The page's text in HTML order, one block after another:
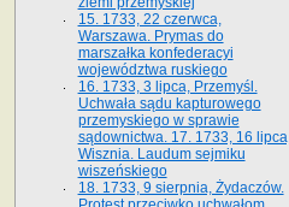
15. 1733, 22 czerwca,
Warszawa. Prymas do
marszałka konfederacyi
województwa ruskiego
16. 1733, 3 lipca, Przemyśl.
Uchwała sądu kapturowego
przemyskiego w sprawie
sądownictwa. 17. 1733, 16
Wisznia. Laudum sejmiku
wiszeńskiego
18. 1733, 9 sierpnia, Żydaczów.